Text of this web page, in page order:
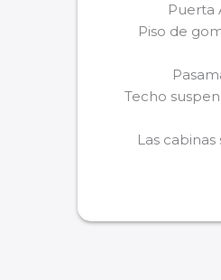
Puerta
Piso de
Techo
Las